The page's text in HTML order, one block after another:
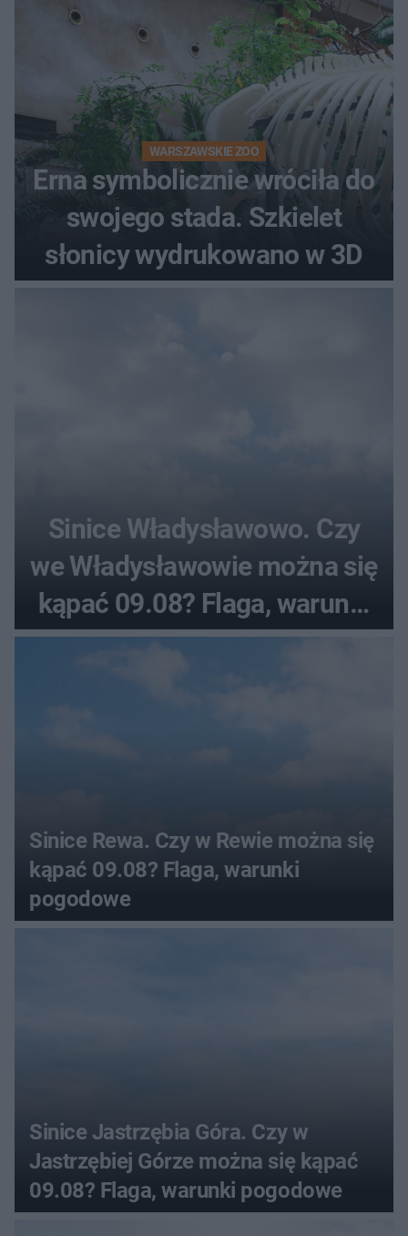
WARSZAWSKIE ZOO
Erna symbolicznie wróciła do
swojego stada. Szkielet
słonicy wydrukowano w 3D
Sinice Władysławowo. Czy
we Władysławowie można się
kąpać 09.08? Flaga, warunki
pogodowe
Sinice Rewa. Czy w Rewie można się
kąpać 09.08? Flaga, warunki
pogodowe
Sinice Jastrzębia Góra. Czy w
Jastrzębiej Górze można się kąpać
09.08? Flaga, warunki pogodowe